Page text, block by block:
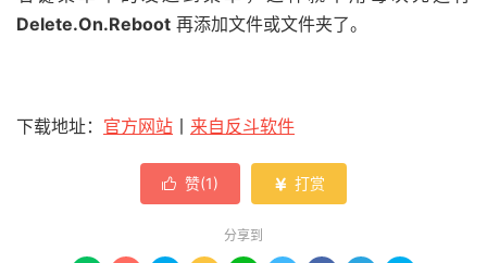
Delete.On.Reboot 再添加文件或文件夹了。
下载地址： 官方网站 来自反斗软件
 赞(1)  打赏
分享到